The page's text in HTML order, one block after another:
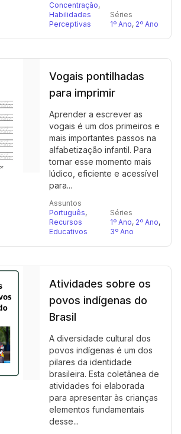
Concentração,
Habilidades
Perceptivas
Séries
1º Ano, 2º Ano
Vogais pontilhadas
para imprimir
Aprender a escrever as
vogais é um dos primeiros e
mais importantes passos na
alfabetização infantil. Para
tornar esse momento mais
lúdico, eficiente e acessível
para...
Assuntos
Português,
Recursos
Educativos
Séries
1º Ano, 2º Ano,
3º Ano
Atividades sobre os
povos indígenas do
Brasil
A diversidade cultural dos
povos indígenas é um dos
pilares da identidade
brasileira. Esta coletânea de
atividades foi elaborada
para apresentar às crianças
elementos fundamentais
desse...